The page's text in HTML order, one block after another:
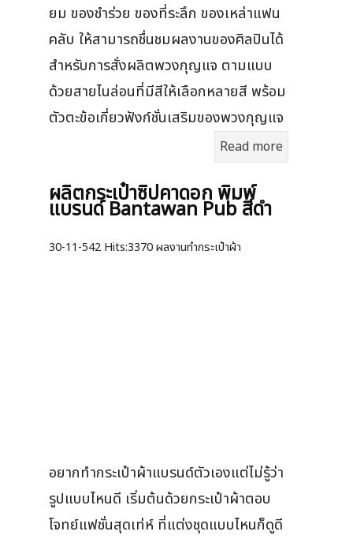
ยม ของชำร่วย ของที่ระลึก ของเหล่าแฟน
คลับ ให้สามารถชื่นชมผลงานของศิลปินได้
สำหรับการสั่งผลิตพวงกุญแจ ตามแบบ
ด้วยสายไนล่อนที่มีสีให้เลือกหลายสี พร้อม
ตัวตะข้อเกี่ยวฟังก์ชั่นเสริมของพวงกุญแจ
Read more
ผลิตกระเป๋าซิปคาดอก พิมพ์
แบรนด์ Bantawan Pub สีดำ
30-11-542 Hits:3370 ผลงานทำกระเป๋าผ้า
อยากทำกระเป๋าผ้าแบรนด์ตัวเองแต่ไม่รู้ว่า
รูปแบบไหนดี เริ่มต้นด้วยกระเป๋าผ้าตอบ
โจทย์แฟชั่นสุดเท่ห์ ที่แต่งชุดแบบไหนก็ดูดี